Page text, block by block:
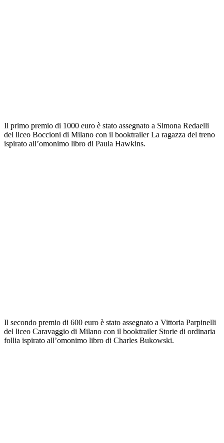
Il primo premio di 1000 euro è stato assegnato a Simona Redaelli
del liceo Boccioni di Milano con il booktrailer La ragazza del treno
ispirato all’omonimo libro di Paula Hawkins.
Il secondo premio di 600 euro è stato assegnato a Vittoria Parpinelli
del liceo Caravaggio di Milano con il booktrailer Storie di ordinaria
follia ispirato all’omonimo libro di Charles Bukowski.